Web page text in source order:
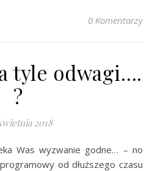
0 Komentarzy
tyle odwagi….
?
2018
od dłuższego czasu